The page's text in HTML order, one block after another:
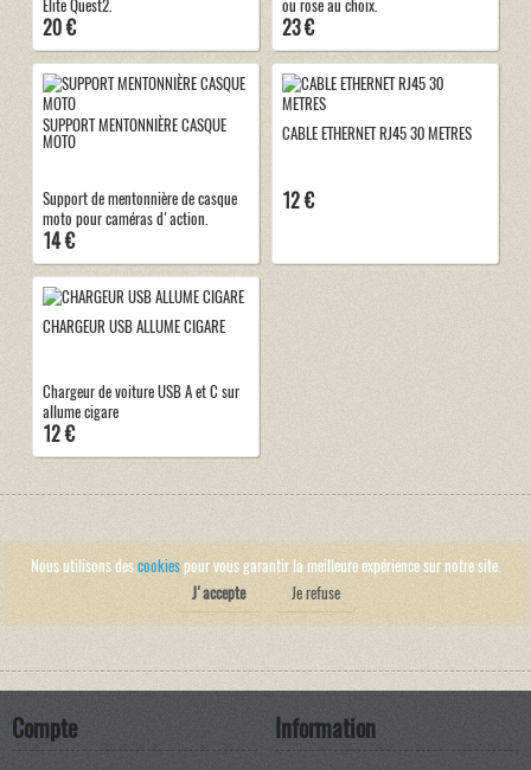
Elite Quest2.
20 €
ou rose au choix.
23 €
SUPPORT MENTONNIÈRE CASQUE
MOTO
Support de mentonnière de casque
moto pour caméras d'action.
14 €
CABLE ETHERNET RJ45 30 METRES
12 €
CHARGEUR USB ALLUME CIGARE
Chargeur de voiture USB A et C sur
allume cigare
12 €
Nous utilisons descookiespour vous garantir la meilleure expérience sur notre site.
J'accepte
Je refuse
Compte Information